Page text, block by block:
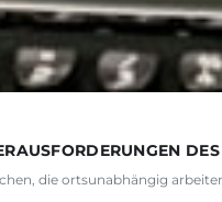
die ortsunabhängig